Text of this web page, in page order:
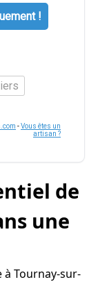
!
-Vous êtes un
artisan ?
de
une
à Tournay-sur-